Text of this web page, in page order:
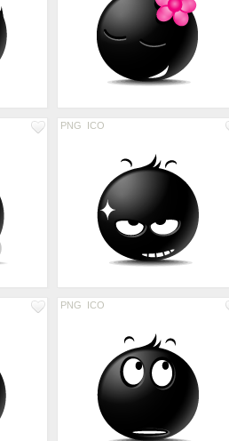
PNG ICO
PNG ICO